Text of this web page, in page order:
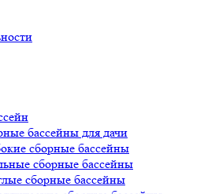
бассейны для дачи
сборные бассейны
сборные бассейны
сборные бассейны